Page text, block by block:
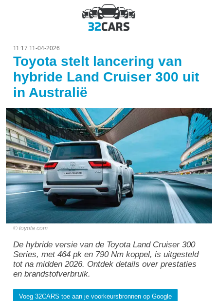
11:17 11-04-2026
Toyota stelt lancering van
hybride Land Cruiser 300 uit
in Australië
toyota.com
De hybride versie van de Toyota Land Cruiser 300
Series, met 464 pk en 790 Nm koppel, is uitgesteld
tot na midden 2026. Ontdek details over prestaties
en brandstofverbruik.
Voeg 32CARS toe aan je voorkeursbronnen op Google